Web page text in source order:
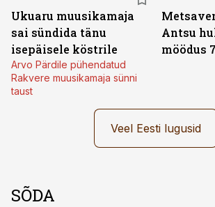
Ukuaru muusikamaja
sai sündida tänu
isepäisele köstrile
Arvo Pärdile pühendatud
Rakvere muusikamaja sünni
taust
Antsu
möödus
Veel Eesti lugusid
SÕDA